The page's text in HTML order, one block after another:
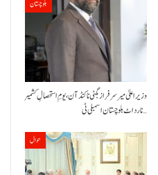
بلوچستان
وزیراعلیٰ میر سرفراز بگٹی نا کنڈ آن،یومِ استحصالِ کشمیر
نا رد اٹ بلوچستان اسمبلی ٹی…
حوال